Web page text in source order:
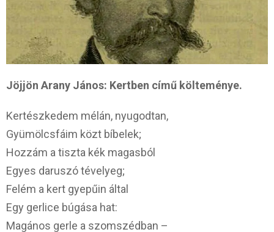
Jöjjön Arany János: Kertben című költeménye.
Kertészkedem mélán, nyugodtan,
Gyümölcsfáim közt bíbelek;
Hozzám a tiszta kék magasból
Egyes daruszó tévelyeg;
Felém a kert gyepűin által
Egy gerlice búgása hat:
Magános gerle a szomszédban –